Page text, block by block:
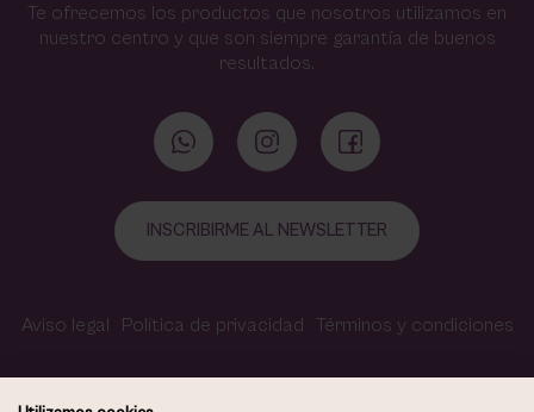
Te ofrecemos los productos que nosotros utilizamos en
nuestro centro y que son siempre garantía de buenos
resultados.
INSCRIBIRME AL NEWSLETTER
Aviso legal Política de privacidad Términos y condiciones
Política de cookies Contacto Accesibilidad